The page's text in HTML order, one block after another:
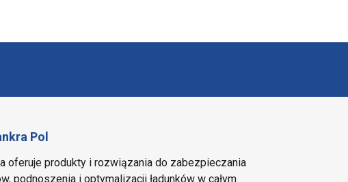
Pol
oferuje produkty i rozwiązania do zabezpieczania
podnoszenia i optymalizacji ładunków w całym